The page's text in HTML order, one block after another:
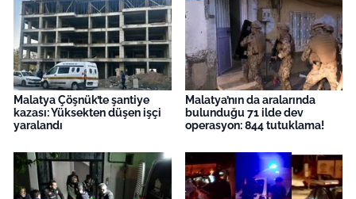
Malatya Çöşnük’te şantiye
kazası: Yüksekten düşen işçi
yaralandı
Malatya’nın da aralarında
bulunduğu 71 ilde dev
operasyon: 844 tutuklama!